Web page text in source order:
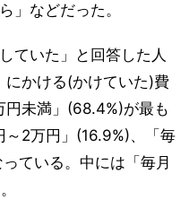
」などだった。
ていた」と回答した人
にかける(かけていた)費
円未満」(68.4%)が最も
～2万円」(16.9%)、「毎
ている。中には「毎月